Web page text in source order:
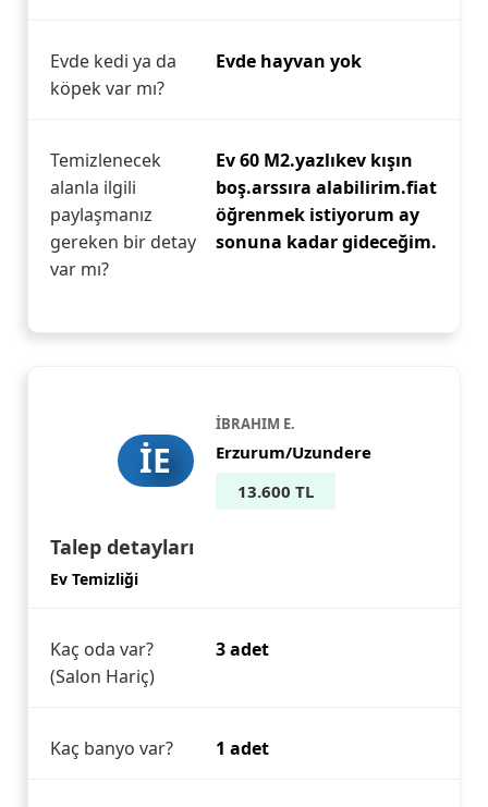
Evde kedi ya da
köpek var mı?
Evde hayvan yok
Temizlenecek
alanla ilgili
paylaşmanız
gereken bir detay
var mı?
Ev 60 M2.yazlıkev kışın
boş.arssıra alabilirim.fiat
öğrenmek istiyorum ay
sonuna kadar gideceğim.
İE
İBRAHIM E.
Erzurum/Uzundere
13.600 TL
Talep detayları
Ev Temizliği
Kaç oda var?
(Salon Hariç)
3 adet
Kaç banyo var? 1 adet